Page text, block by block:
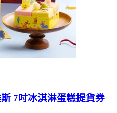
7吋冰淇淋蛋糕提貨券